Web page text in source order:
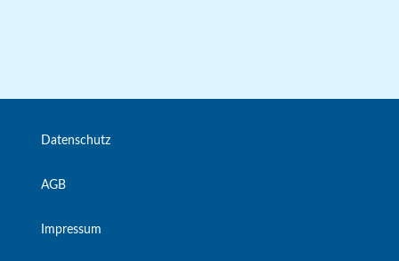
Datenschutz
AGB
Impressum